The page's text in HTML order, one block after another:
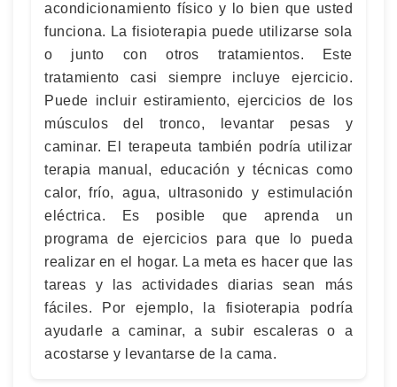
acondicionamiento físico y lo bien que usted
funciona. La fisioterapia puede utilizarse sola
o junto con otros tratamientos. Este
tratamiento casi siempre incluye ejercicio.
Puede incluir estiramiento, ejercicios de los
músculos del tronco, levantar pesas y
caminar. El terapeuta también podría utilizar
terapia manual, educación y técnicas como
calor, frío, agua, ultrasonido y estimulación
eléctrica. Es posible que aprenda un
programa de ejercicios para que lo pueda
realizar en el hogar. La meta es hacer que las
tareas y las actividades diarias sean más
fáciles. Por ejemplo, la fisioterapia podría
ayudarle a caminar, a subir escaleras o a
acostarse y levantarse de la cama.